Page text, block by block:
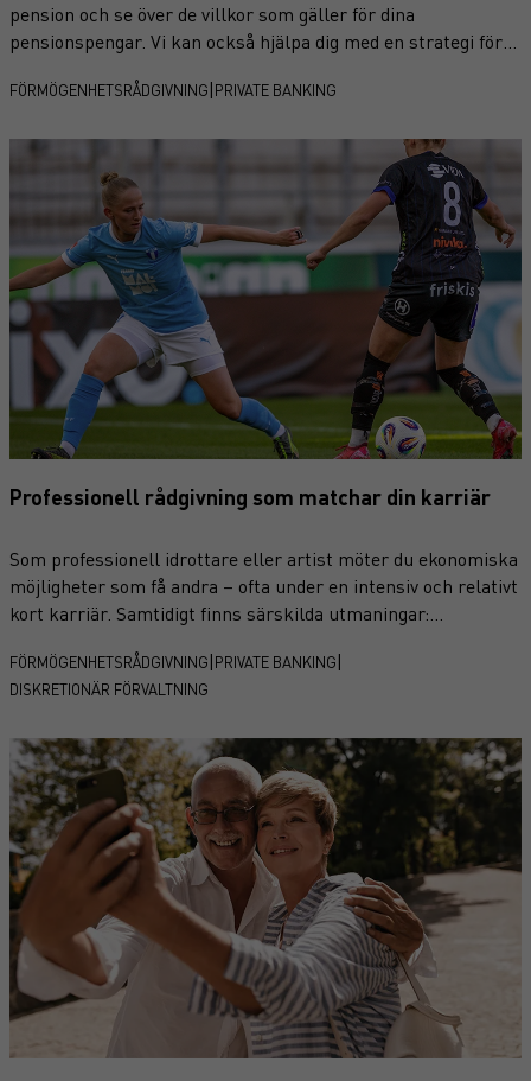
pension och se över de villkor som gäller för dina
pensionspengar. Vi kan också hjälpa dig med en strategi för
förmögenhetsrådgivare och pensionsspecialist på Garantum
FÖRMÖGENHETSRÅDGIVNING|PRIVATE BANKING
Professionell rådgivning som matchar din karriär
Som professionell idrottare eller artist möter du ekonomiska
möjligheter som få andra – ofta under en intensiv och relativt
kort karriär. Samtidigt finns särskilda utmaningar:
komplexa avtal och behovet av långsiktig trygghet bortom
rampljuset.
FÖRMÖGENHETSRÅDGIVNING|PRIVATE BANKING|
DISKRETIONÄR FÖRVALTNING